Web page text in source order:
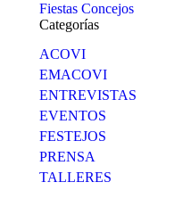
Fiestas Concejos
Categorías
ACOVI
EMACOVI
ENTREVISTAS
EVENTOS
FESTEJOS
PRENSA
TALLERES